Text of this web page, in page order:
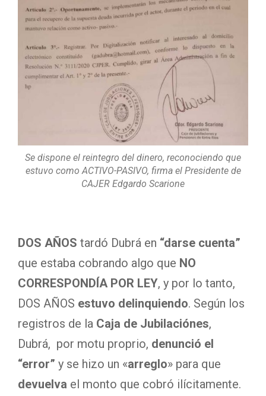
Se dispone el reintegro del dinero, reconociendo que
estuvo como ACTIVO-PASIVO, firma el Presidente de
CAJER Edgardo Scarione
DOS AÑOS tardó Dubrá en “darse cuenta”
que estaba cobrando algo que NO
CORRESPONDÍA POR LEY, y por lo tanto,
DOS AÑOS estuvo delinquiendo. Según los
registros de la Caja de Jubilaciónes,
Dubrá, por motu proprio, denunció el
“error” y se hizo un «arreglo» para que
devuelva el monto que cobró ilícitamente.